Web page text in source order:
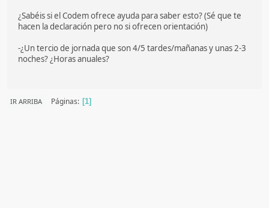
¿Sabéis si el Codem ofrece ayuda para saber esto? (Sé que te
hacen la declaración pero no si ofrecen orientación)
-¿Un tercio de jornada que son 4/5 tardes/mañanas y unas 2-3
noches? ¿Horas anuales?
IR ARRIBA Páginas 1